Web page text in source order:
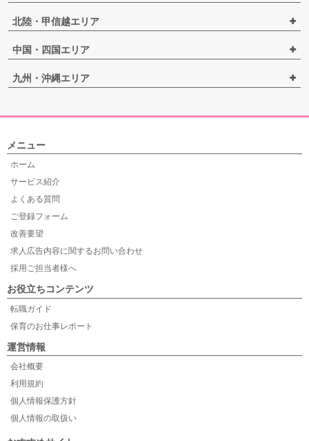
北陸・甲信越エリア
中国・四国エリア
九州・沖縄エリア
メニュー
ホーム
サービス紹介
よくある質問
ご登録フォーム
改善要望
求人広告内容に関するお問い合わせ
採用ご担当者様へ
お役立ちコンテンツ
転職ガイド
保育のお仕事レポート
運営情報
会社概要
利用規約
個人情報保護方針
個人情報の取扱い